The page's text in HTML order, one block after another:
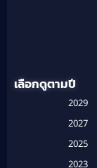
เลือกดูตามปี
2029
2027
2025
2023